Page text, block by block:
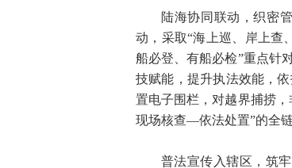
陆海协同联动，织密
动，采取“海上巡、岸上查
船必登、有船必检”重点针
技赋能，提升执法效能，
置电子围栏，对越界捕捞
现场核查—依法处置”的全链
普法宣传入辖区，筑